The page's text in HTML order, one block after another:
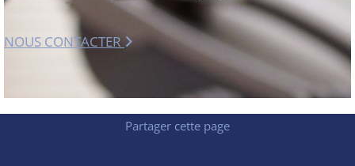
NOUS CONTACTER
Partager cette page